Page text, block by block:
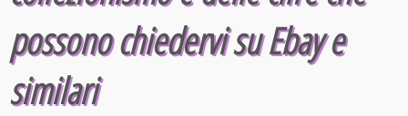
possono chiedervi suEbaye
similari